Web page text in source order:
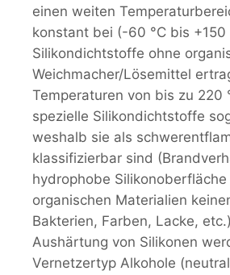
einen weiten
konstant bei (-60 °C bis +150
Silikondichtstoffe ohne
Weichmacher/Lösemittel
Temperaturen von bis zu 220
spezielle Silikondichtstoffe
weshalb sie als
klassifizierbar sind
hydrophobe
organischen Materialien
Bakterien, Farben, Lacke,
Aushärtung von Silikonen
Vernetzertyp Alkohole